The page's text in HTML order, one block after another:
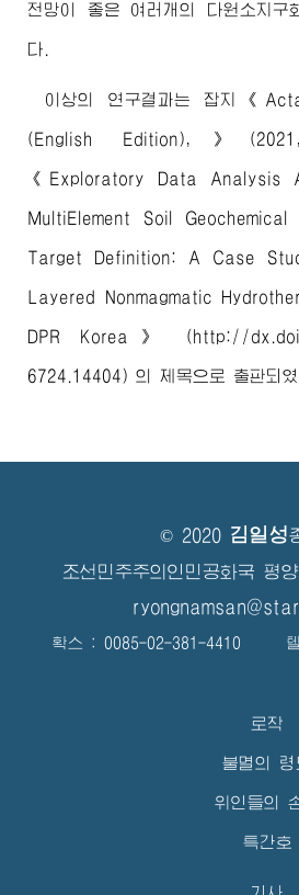
전망이 좋은 여러개의 다원소지구
다.
이상의 연구결과는 잡지《
(English Edition),》
《Exploratory Data Analysis
MultiElement Soil
Target Definition: A Case
Layered Nonmagmatic
DPR Korea》 (http://
6724.14404) 의 제목으로 출판되였
© 2020 김일성
조선민주주의인민공화국 평
확스 : 0085-02-381-4410 텔
로작
불멸의 령
위인들의
특간호